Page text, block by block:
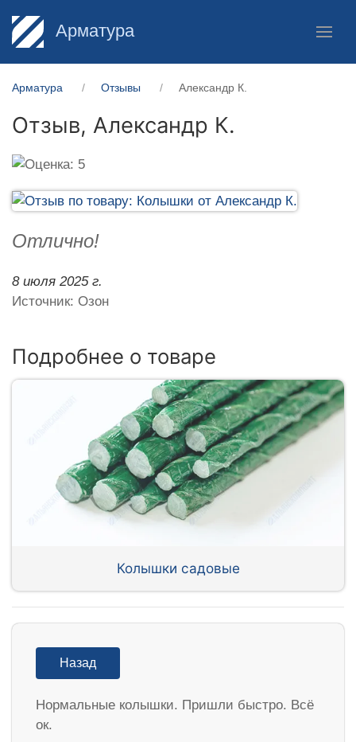
Арматура
Арматура Отзывы Александр К.
Отзыв, Александр К.
Отлично!
8 июля 2025 г.
Источник: Озон
Подробнее о товаре
Колышки садовые
Назад
Нормальные колышки. Пришли быстро. Всё
ок.